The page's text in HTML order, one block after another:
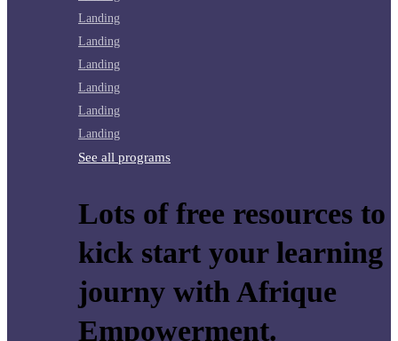
Landing
Landing
Landing
Landing
Landing
Landing
See all programs
Lots of free resources to
kick start your learning
journy with Afrique
Empowerment.